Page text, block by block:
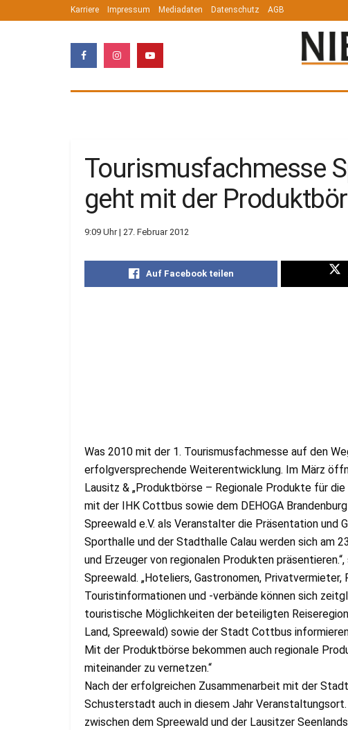
Karriere Impressum Mediadaten Datenschutz AGB
Tourismusfachmesse
geht mit der
9:09 Uhr | 27. Februar 2012
Auf Facebook teilen
Was 2010 mit der 1. Tourismusfachmesse auf den
erfolgversprechende Weiterentwicklung. Im März
Lausitz & „Produktbörse – Regionale Produkte für
mit der IHK Cottbus sowie dem DEHOGA
Spreewald e.V. als Veranstalter die Präsentation und
Sporthalle und der Stadthalle Calau werden sich am
und Erzeuger von regionalen Produkten
Spreewald. „Hoteliers, Gastronomen,
Touristinformationen und -verbände können sich
touristische Möglichkeiten der beteiligten
Land, Spreewald) sowie der Stadt Cottbus
Mit der Produktbörse bekommen auch regionale
miteinander zu vernetzen.“
Nach der erfolgreichen Zusammenarbeit mit der
Schusterstadt auch in diesem Jahr
zwischen dem Spreewald und der Lausitzer